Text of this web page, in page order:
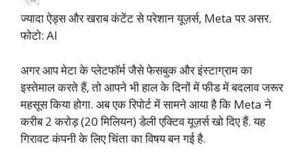
ज्यादा ऐड्स और खराब कंटेंट से परेशान यूज़र्स, Meta पर असर.
फोटो: AI
अगर आप मेटा के प्लेटफॉर्म जैसे फेसबुक और इंस्टाग्राम का
इस्तेमाल करते हैं, तो आपने भी हाल के दिनों में फीड में बदलाव जरूर
महसूस किया होगा. अब एक रिपोर्ट में सामने आया है कि Meta ने
करीब 2 करोड़ (20 मिलियन) डेली एक्टिव यूज़र्स खो दिए हैं. यह
गिरावट कंपनी के लिए चिंता का विषय बन गई है.